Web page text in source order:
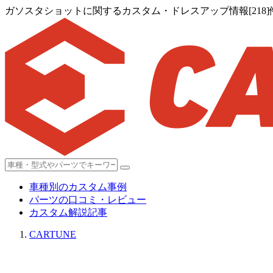
ガソスタショットに関するカスタム・ドレスアップ情報[218]
車種別のカスタム事例
パーツの口コミ・レビュー
カスタム解説記事
CARTUNE